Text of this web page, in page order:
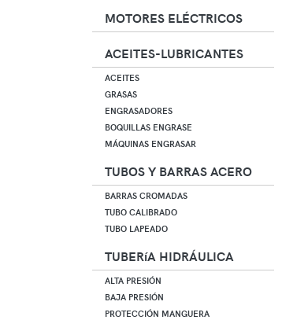
MOTORES ELÉCTRICOS
ACEITES-LUBRICANTES
ACEITES
GRASAS
ENGRASADORES
BOQUILLAS ENGRASE
MÁQUINAS ENGRASAR
TUBOS Y BARRAS ACERO
BARRAS CROMADAS
TUBO CALIBRADO
TUBO LAPEADO
TUBERíA HIDRÁULICA
ALTA PRESIÓN
BAJA PRESIÓN
PROTECCIÓN MANGUERA